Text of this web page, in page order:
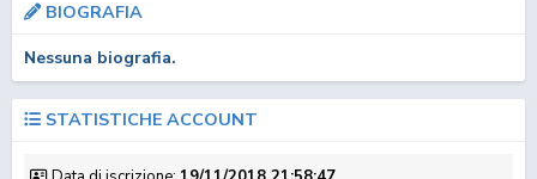
BIOGRAFIA
Nessuna biografia.
STATISTICHE ACCOUNT